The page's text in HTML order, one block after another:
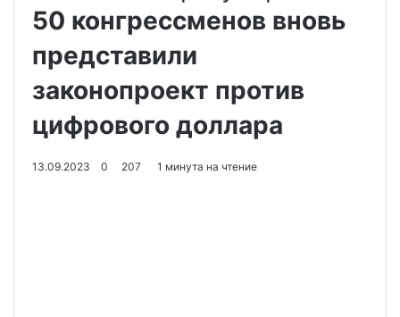
50 конгрессменов вновь
представили
законопроект против
цифрового доллара
13.09.2023 0 207 1 минута на чтение